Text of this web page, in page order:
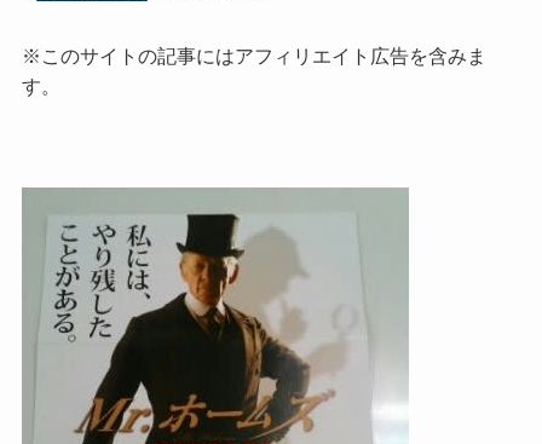
※このサイトの記事にはアフィリエイト広告を含みま
す。